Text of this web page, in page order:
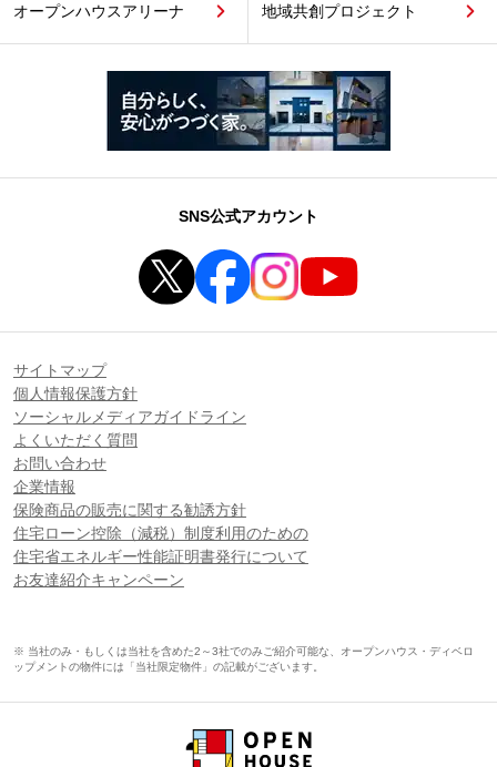
オープンハウスアリーナ 地域共創プロジェクト
SNS公式アカウント
サイトマップ
個人情報保護方針
ソーシャルメディアガイドライン
よくいただく質問
お問い合わせ
企業情報
保険商品の販売に関する勧誘方針
住宅ローン控除（減税）制度利用のための
住宅省エネルギー性能証明書発行について
お友達紹介キャンペーン
※ 当社のみ・もしくは当社を含めた2～3社でのみご紹介可能な、オープンハウス・ディベロ
ップメントの物件には「当社限定物件」の記載がございます。